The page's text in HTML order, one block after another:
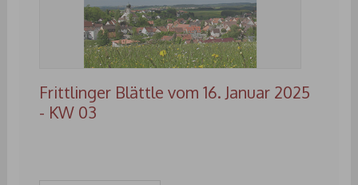
Frittlinger Blättle vom 16. Januar 2025
- KW 03